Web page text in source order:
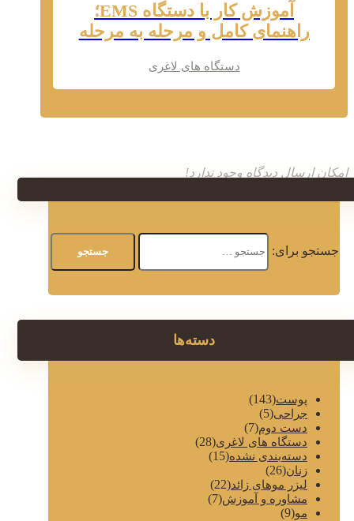
آموزش کار با دستگاه EMS؛
راهنمای کامل و مرحله به مرحله
دستگاه های لاغری
امکان ارسال دیدگاه وجود ندارد!
جستجو برای:
دسته‌ها
پوست(143)
جراحی(5)
دست دوم(7)
دستگاه های لاغری(28)
دسته‌بندی نشده(15)
زنان(26)
لیزر موهای زائد(22)
مشاوره و آموزش(7)
مو(9)